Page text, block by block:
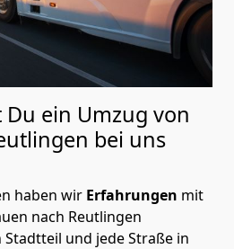
ein Umzug von
bei uns
haben wir Erfahrungen mit
nach Reutlingen
und jede Straße in